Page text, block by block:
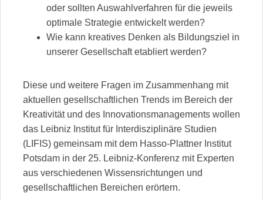
oder sollten Auswahlverfahren für die jeweils
optimale Strategie entwickelt werden?
Wie kann kreatives Denken als Bildungsziel in
unserer Gesellschaft etabliert werden?
Diese und weitere Fragen im Zusammenhang mit
aktuellen gesellschaftlichen Trends im Bereich der
Kreativität und des Innovationsmanagements wollen
das Leibniz Institut für Interdisziplinäre Studien
(LIFIS) gemeinsam mit dem Hasso-Plattner Institut
Potsdam in der 25. Leibniz-Konferenz mit Experten
aus verschiedenen Wissensrichtungen und
gesellschaftlichen Bereichen erörtern.